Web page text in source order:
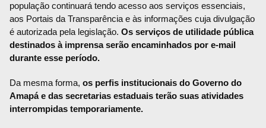
população continuará tendo acesso aos serviços essenciais,
aos Portais da Transparência e às informações cuja divulgação
é autorizada pela legislação. Os serviços de utilidade pública
destinados à imprensa serão encaminhados por e-mail
durante esse período.
Da mesma forma, os perfis institucionais do Governo do
Amapá e das secretarias estaduais terão suas atividades
interrompidas temporariamente.